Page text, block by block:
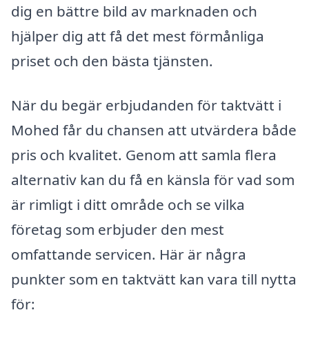
dig en bättre bild av marknaden och
hjälper dig att få det mest förmånliga
priset och den bästa tjänsten.
När du begär erbjudanden för taktvätt i
Mohed får du chansen att utvärdera både
pris och kvalitet. Genom att samla flera
alternativ kan du få en känsla för vad som
är rimligt i ditt område och se vilka
företag som erbjuder den mest
omfattande servicen. Här är några
punkter som en taktvätt kan vara till nytta
för: